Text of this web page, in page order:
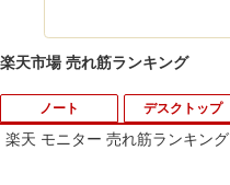
楽天市場 売れ筋ランキング
ノート デスクトップ
楽天 モニター 売れ筋ランキング